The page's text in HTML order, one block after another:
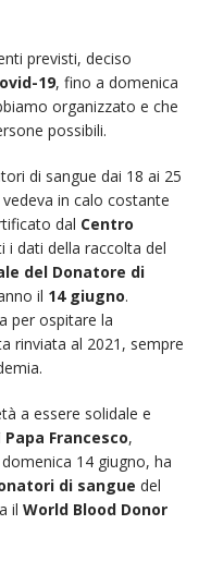
previsti, deciso
19, fino a domenica
organizzato e che
possibili.
di sangue dai 18 ai 25
in calo costante
dal Centro
i dati della raccolta del
del Donatore di
il 14 giugno.
per ospitare la
rinviata al 2021, sempre
a essere solidale e
Papa Francesco,
14 giugno, ha
di sangue del
il World Blood Donor